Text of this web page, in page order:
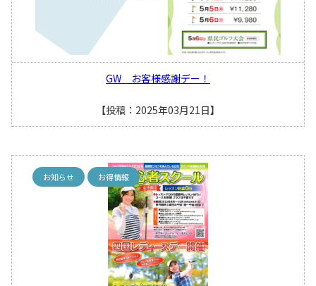
GW お客様感謝デー！
【投稿：2025年03月21日】
お知らせ お得情報